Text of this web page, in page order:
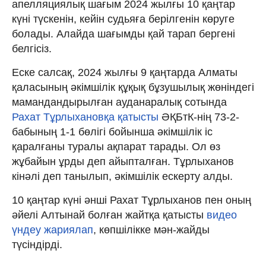
апелляциялық шағым 2024 жылғы 10 қаңтар
күні түскенін, кейін судьяға берілгенін көруге
болады. Алайда шағымды қай тарап бергені
белгісіз.
Еске салсақ, 2024 жылғы 9 қаңтарда Алматы
қаласының әкімшілік құқық бұзушылық жөніндегі
мамандандырылған ауданаралық сотында
Рахат Тұрлыхановқа қатысты ӘҚБтК-нің 73-2-
бабының 1-1 бөлігі бойынша әкімшілік іс
қаралғаны туралы ақпарат тарады. Ол өз
жұбайын ұрды деп айыпталған. Тұрлыханов
кінәлі деп танылып, әкімшілік ескерту алды.
10 қаңтар күні әнші Рахат Тұрлыханов пен оның
әйелі Алтынай болған жайтқа қатысты видео
үндеу жариялап, көпшілікке мән-жайды
түсіндірді.